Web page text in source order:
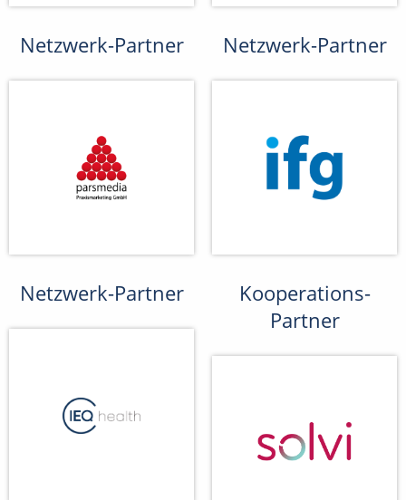
Netzwerk-Partner Netzwerk-Partner
Netzwerk-Partner
Kooperations-
Partner